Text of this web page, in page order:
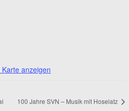
anzeigen
100 Jahre SVN – Musik mit Hoselatz